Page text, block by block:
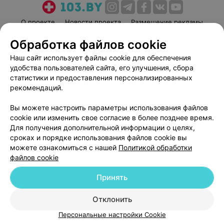
О проекте Новости проекта
Размещение рекламы
Пользовательское соглашение
Способы оплаты
Вакансии
Партнеры
Написать руководителю 103.by
Персональные настройки cookie
Обработка персональных данных
© 2026 ООО «Артокс Лаб», УНП 191700409| 220012, Республика Беларусь,
г. Минск, улица Толбухина, 2, пом. 16 | help@103.by
Служба поддержки +375 291212755
Обработка файлов cookie
Наш сайт использует файлы cookie для обеспечения
удобства пользователей сайта, его улучшения, сбора
статистики и предоставления персонализированных
рекомендаций.
Вы можете настроить параметры использования файлов
cookie или изменить свое согласие в более позднее время.
Для получения дополнительной информации о целях,
сроках и порядке использования файлов cookie вы
можете ознакомиться с нашей Политикой обработки
файлов cookie
Отклонить
Принять
Персональные настройки Cookie